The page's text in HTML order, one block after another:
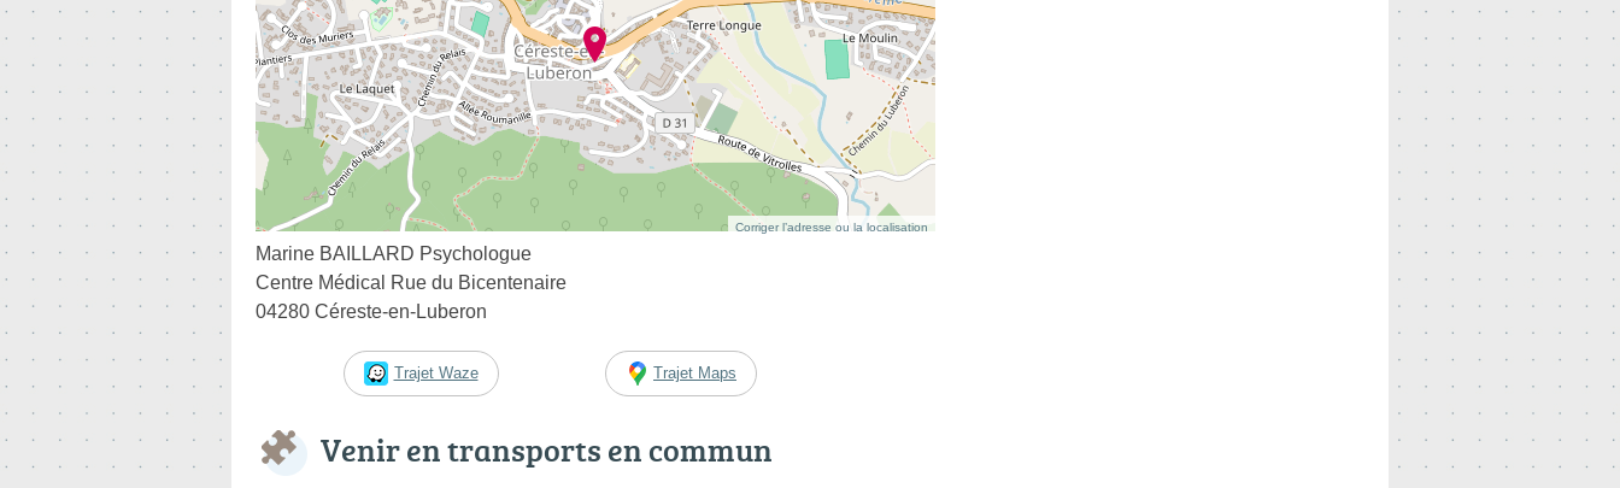
Corriger l’adresse ou la localisation
Marine BAILLARD Psychologue
Centre Médical Rue du Bicentenaire
04280 Céreste-en-Luberon
Trajet Waze Trajet Maps
Venir en transports en commun